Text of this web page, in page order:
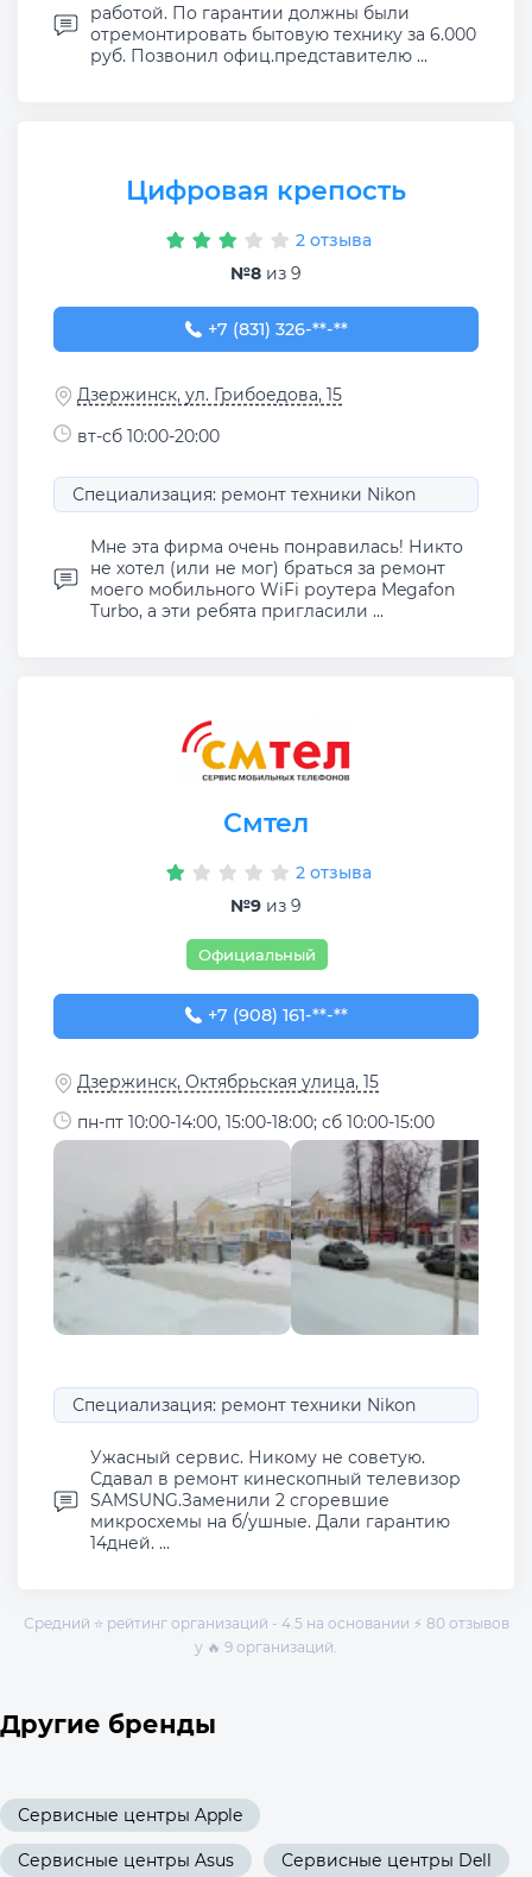
работой. По гарантии должны были
отремонтировать бытовую технику за 6.000
руб. Позвонил офиц.представителю ...
Цифровая крепость
2 отзыва
№8 из 9
+7 (831) 326-31-33
+7 (831) 326-**-**
Дзержинск, ул. Грибоедова, 15
вт-сб 10:00-20:00
Специализация: ремонт техники Nikon
Мне эта фирма очень понравилась! Никто
не хотел (или не мог) браться за ремонт
моего мобильного WiFi роутера Megafon
Turbo, а эти ребята пригласили ...
Смтел
2 отзыва
№9 из 9
Официальный
+7 (908) 161-63-11
+7 (908) 161-**-**
Дзержинск, Октябрьская улица, 15
пн-пт 10:00-14:00, 15:00-18:00; сб 10:00-15:00
Специализация: ремонт техники Nikon
Ужасный сервис. Никому не советую.
Сдавал в ремонт кинескопный телевизор
SAMSUNG.Заменили 2 сгоревшие
микросхемы на б/ушные. Дали гарантию
14дней. ...
Средний ⭐ рейтинг организаций - 4.5 на основании ⚡ 80 отзывов
у 🔥 9 организаций.
Другие бренды
Сервисные центры Apple
Сервисные центры Asus Сервисные центры Dell